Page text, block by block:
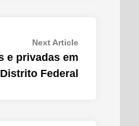
Next ArticleNext
e privadas em
Federal